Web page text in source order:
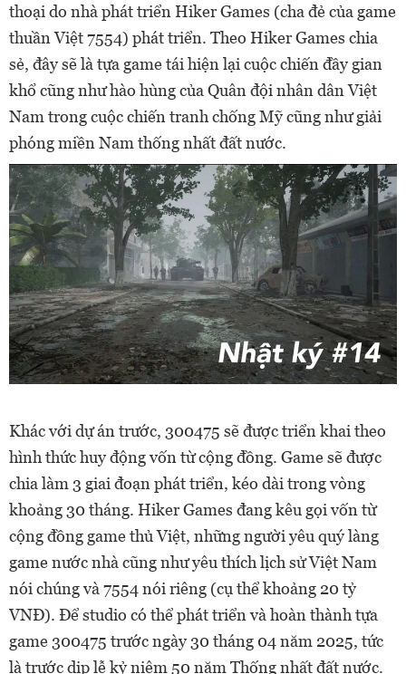
thoại do nhà phát triển Hiker Games (cha đẻ của game
thuần Việt 7554) phát triển. Theo Hiker Games chia
sẻ, đây sẽ là tựa game tái hiện lại cuộc chiến đầy gian
khổ cũng như hào hùng của Quân đội nhân dân Việt
Nam trong cuộc chiến tranh chống Mỹ cũng như giải
phóng miền Nam thống nhất đất nước.
Khác với dự án trước, 300475 sẽ được triển khai theo
hình thức huy động vốn từ cộng đồng. Game sẽ được
chia làm 3 giai đoạn phát triển, kéo dài trong vòng
khoảng 30 tháng. Hiker Games đang kêu gọi vốn từ
cộng đồng game thủ Việt, những người yêu quý làng
game nước nhà cũng như yêu thích lịch sử Việt Nam
nói chúng và 7554 nói riêng (cụ thể khoảng 20 tỷ
VNĐ). Để studio có thể phát triển và hoàn thành tựa
game 300475 trước ngày 30 tháng 04 năm 2025, tức
là trước dịp lễ kỷ niệm 50 năm Thống nhất đất nước.